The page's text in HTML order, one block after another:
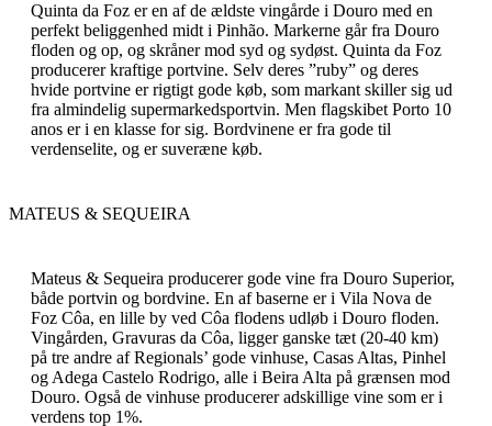
Quinta da Foz er en af de ældste vingårde i Douro med en
perfekt beliggenhed midt i Pinhão. Markerne går fra Douro
floden og op, og skråner mod syd og sydøst. Quinta da Foz
producerer kraftige portvine. Selv deres ”ruby” og deres
hvide portvine er rigtigt gode køb, som markant skiller sig ud
fra almindelig supermarkedsportvin. Men flagskibet Porto 10
anos er i en klasse for sig. Bordvinene er fra gode til
verdenselite, og er suveræne køb.
MATEUS & SEQUEIRA
Mateus & Sequeira producerer gode vine fra Douro Superior,
både portvin og bordvine. En af baserne er i Vila Nova de
Foz Côa, en lille by ved Côa flodens udløb i Douro floden.
Vingården, Gravuras da Côa, ligger ganske tæt (20-40 km)
på tre andre af Regionals’ gode vinhuse, Casas Altas, Pinhel
ogAdega Castelo Rodrigo, alle i Beira Alta på grænsen mod
Douro. Også de vinhuse producerer adskillige vine som er i
verdens top 1%.